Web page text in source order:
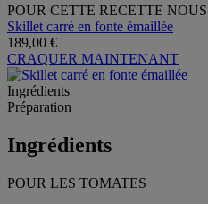
POUR CETTE RECETTE
Skillet carré en fonte émaillée
189,00 €
CRAQUER MAINTENANT
Ingrédients
Préparation
Ingrédients
POUR LES TOMATES